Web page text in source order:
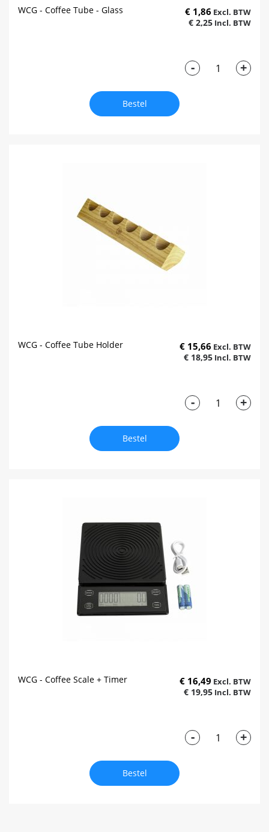
WCG - Coffee Tube - Glass € 1,86
€ 2,25
- +
Bestel
WCG - Coffee Tube Holder € 15,66
€ 18,95
- +
Bestel
WCG - Coffee Scale + Timer € 16,49
€ 19,95
- +
Bestel